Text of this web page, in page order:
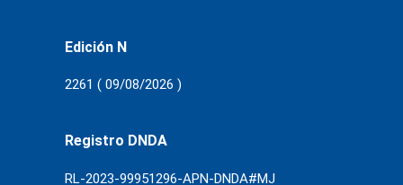
Edición N
2261 ( 09/08/2026 )
Registro DNDA
RL-2023-99951296-APN-DNDA#MJ